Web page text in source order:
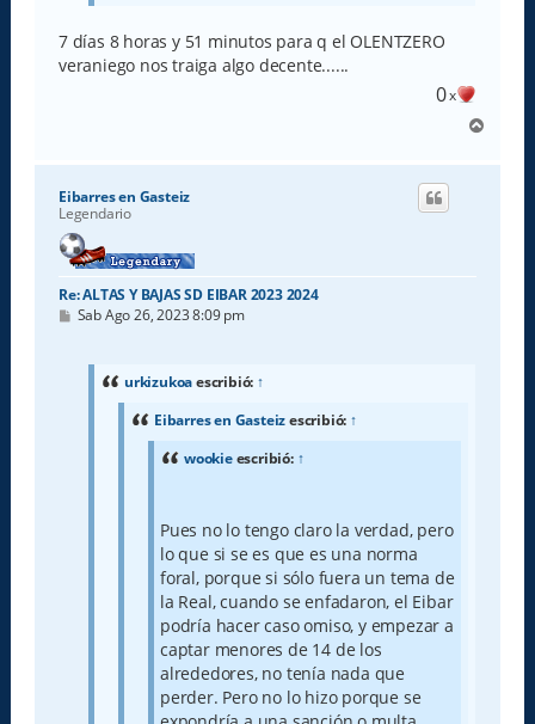
7 días 8 horas y 51 minutos para q el OLENTZERO
veraniego nos traiga algo decente......
0x
r
Eibarres en Gasteiz
Legendario
Re: ALTAS Y BAJAS SD EIBAR 2023 2024
M
Sab Ago 26, 2023 8:09 pm
urkizukoaescribió: ↑
Eibarres en Gasteizescribió: ↑
wookieescribió: ↑
Pues no lo tengo claro la verdad, pero
lo que si se es que es una norma
foral, porque si sólo fuera un tema de
la Real, cuando se enfadaron, el Eibar
podría hacer caso omiso, y empezar a
captar menores de 14 de los
alrededores, no tenía nada que
perder. Pero no lo hizo porque se